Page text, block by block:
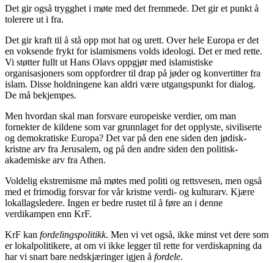
Det gir også trygghet i møte med det fremmede. Det gir et punkt å
tolerere ut i fra.
Det gir kraft til å stå opp mot hat og urett. Over hele Europa er det
en voksende frykt for islamismens volds ideologi. Det er med rette.
Vi støtter fullt ut Hans Olavs oppgjør med islamistiske
organisasjoners som oppfordrer til drap på jøder og konvertitter fra
islam. Disse holdningene kan aldri være utgangspunkt for dialog.
De må bekjempes.
Men hvordan skal man forsvare europeiske verdier, om man
fornekter de kildene som var grunnlaget for det opplyste, siviliserte
og demokratiske Europa? Det var på den ene siden den jødisk-
kristne arv fra Jerusalem, og på den andre siden den politisk-
akademiske arv fra Athen.
Voldelig ekstremisme må møtes med politi og rettsvesen, men også
med et frimodig forsvar for vår kristne verdi- og kulturarv. Kjære
lokallagsledere. Ingen er bedre rustet til å føre an i denne
verdikampen enn KrF.
KrF kan fordelingspolitikk. Men vi vet også, ikke minst vet dere som
er lokalpolitikere, at om vi ikke legger til rette for verdiskapning da
har vi snart bare nedskjæringer igjen å fordele.